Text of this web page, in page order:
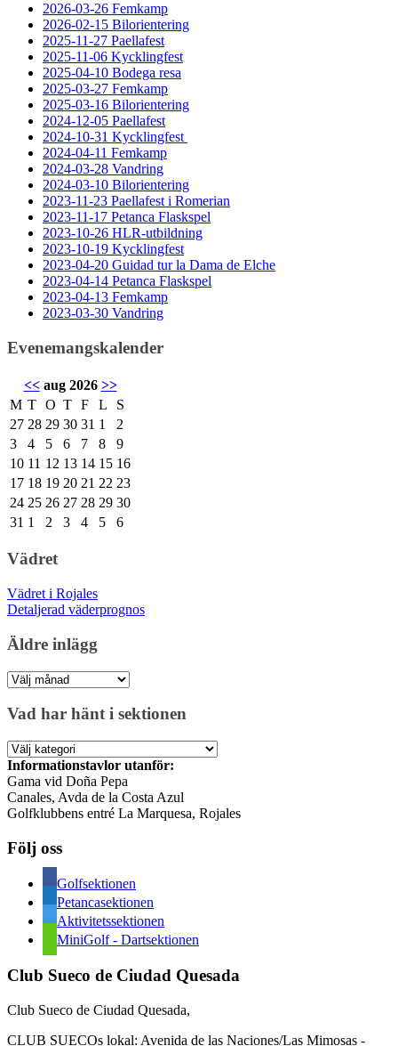
2026-03-26 Femkamp
2026-02-15 Bilorientering
2025-11-27 Paellafest
2025-11-06 Kycklingfest
2025-04-10 Bodega resa
2025-03-27 Femkamp
2025-03-16 Bilorientering
2024-12-05 Paellafest
2024-10-31 Kycklingfest
2024-04-11 Femkamp
2024-03-28 Vandring
2024-03-10 Bilorientering
2023-11-23 Paellafest i Romerian
2023-11-17 Petanca Flaskspel
2023-10-26 HLR-utbildning
2023-10-19 Kycklingfest
2023-04-20 Guidad tur la Dama de Elche
2023-04-14 Petanca Flaskspel
2023-04-13 Femkamp
2023-03-30 Vandring
Evenemangskalender
<<aug 2026 >>
M T O T F L
S
27 28 29 30 31 1
2
3
4 5 6 7 8
9
10 11 12 13 14 15 16
17 18 19 20 21 22 23
24 25 26 27 28 29 30
31 1 2 3 4 5 6
Vädret
Vädret i Rojales
Detaljerad väderprognos
Äldre inlägg
Äldre
Vad har hänt i sektionen
Vad
har
hänt
i
sektionen
Informationstavlor utanför:
Gama vid Doña Pepa
Canales, Avda de la Costa Azul
Golfklubbens entré La Marquesa, Rojales
Följ oss
Golfsektionen
Petancasektionen
Aktivitetssektionen
MiniGolf - Dartsektionen
Club Sueco de Ciudad Quesada
Club Sueco de Ciudad Quesada,
CLUB SUECOs lokal: Avenida de las Naciones/Las Mimosas -